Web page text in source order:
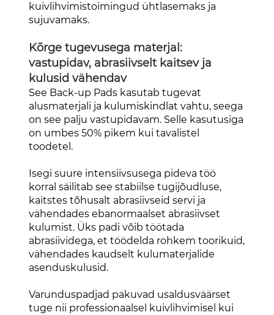
kuivlihvimistoimingud ühtlasemaks ja
sujuvamaks.
Kõrge tugevusega materjal:
vastupidav, abrasiivselt kaitsev ja
kulusid vähendav
See Back-up Pads kasutab tugevat
alusmaterjali ja kulumiskindlat vahtu, seega
on see palju vastupidavam. Selle kasutusiga
on umbes 50% pikem kui tavalistel
toodetel.
Isegi suure intensiivsusega pideva töö
korral säilitab see stabiilse tugijõudluse,
kaitstes tõhusalt abrasiivseid servi ja
vähendades ebanormaalset abrasiivset
kulumist. Üks padi võib töötada
abrasiividega, et töödelda rohkem toorikuid,
vähendades kaudselt kulumaterjalide
asenduskulusid.
Varunduspadjad pakuvad usaldusväärset
tuge nii professionaalsel kuivlihvimisel kui